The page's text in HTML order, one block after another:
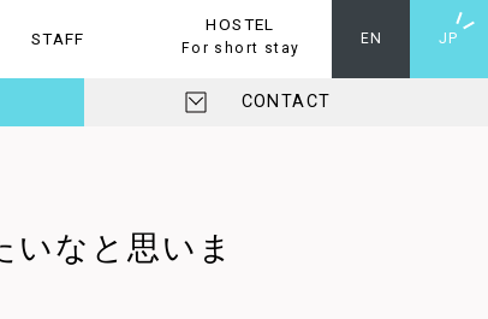
STAFF
HOSTEL
For short stay
ホステル EN JP
CONTACT
いなと思いま